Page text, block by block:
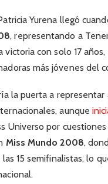
Yurena llegó
, representando a
victoria con solo 17
más jóvenes del
la puerta a representar
aunque
Universo por
Miss Mundo 2008,
15 semifinalistas, lo